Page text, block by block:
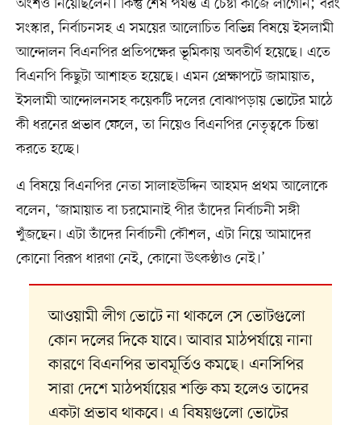
অংশও নিয়েছিলেন। কিন্তু শেষ পর্যন্ত এ চেষ্টা কাজে লাগেনি; বরং
সংস্কার, নির্বাচনসহ এ সময়ের আলোচিত বিভিন্ন বিষয়ে ইসলামী
আন্দোলন বিএনপির প্রতিপক্ষের ভূমিকায় অবতীর্ণ হয়েছে। এতে
বিএনপি কিছুটা আশাহত হয়েছে। এমন প্রেক্ষাপটে জামায়াত,
ইসলামী আন্দোলনসহ কয়েকটি দলের বোঝাপড়ায় ভোটের মাঠে
কী ধরনের প্রভাব ফেলে, তা নিয়েও বিএনপির নেতৃত্বকে চিন্তা
করতে হচ্ছে।
এ বিষয়ে বিএনপির নেতা সালাহউদ্দিন আহমদ প্রথম আলোকে
বলেন, ‘জামায়াত বা চরমোনাই পীর তাঁদের নির্বাচনী সঙ্গী
খুঁজছেন। এটা তাঁদের নির্বাচনী কৌশল, এটা নিয়ে আমাদের
কোনো বিরূপ ধারণা নেই, কোনো উৎকণ্ঠাও নেই।’
আওয়ামী লীগ ভোটে না থাকলে সে ভোটগুলো
কোন দলের দিকে যাবে। আবার মাঠপর্যায়ে নানা
কারণে বিএনপির ভাবমূর্তিও কমছে। এনসিপির
সারা দেশে মাঠপর্যায়ের শক্তি কম হলেও তাদের
একটা প্রভাব থাকবে। এ বিষয়গুলো ভোটের